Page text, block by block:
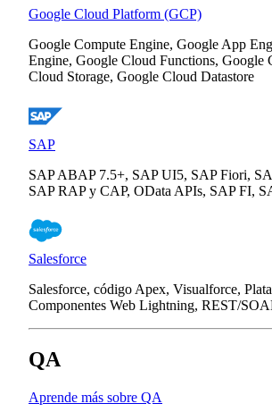
Google Cloud Platform (GCP)
Google Compute Engine, Google App
Engine, Google Cloud Functions, Google
Cloud Storage, Google Cloud Datastore
SAP
SAP ABAP 7.5+, SAP UI5, SAP Fiori,
SAP RAP y CAP, OData APIs, SAP FI,
Salesforce
Salesforce, código Apex, Visualforce,
Componentes Web Lightning, REST/
QA
Aprende más sobre QA